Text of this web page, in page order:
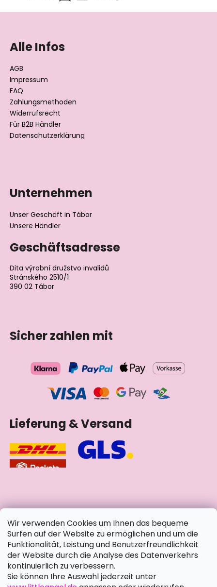
Wir verwenden Cookies um Ihnen das bequeme
Surfen auf der Website zu ermöglichen und um die
Funktionalität, Leistung und Benutzerfreundlichkeit
der Website durch die Analyse des Datenverkehrs
kontinuierlich zu verbessern.
Sie können Ihre Auswahl jederzeit unter
Alle Infos
AGB
Impressum
FAQ
Zahlungsmethoden
Widerrufsrecht
Für B2B Händler
Datenschutzerklärung
Unternehmen
Unser Geschäft in Tábor
Unsere Händler
Geschäftsadresse
Dita výrobní družstvo invalidů
Stránského 2510/1
390 02 Tábor
Sicher zahlen mit
Lieferung & Versand
soziale Netzwerke